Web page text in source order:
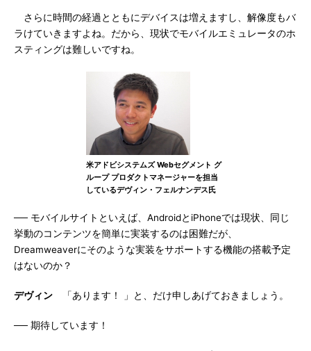
さらに時間の経過とともにデバイスは増えますし、解像度もバ
ラけていきますよね。だから、現状でモバイルエミュレータのホ
スティングは難しいですね。
米アドビシステムズ Webセグメント グ
ループ プロダクトマネージャーを担当
しているデヴィン・フェルナンデス氏
── モバイルサイトといえば、AndroidとiPhoneでは現状、同じ
挙動のコンテンツを簡単に実装するのは困難だが、
Dreamweaverにそのような実装をサポートする機能の搭載予定
はないのか？
デヴィン 「あります！ 」と、だけ申しあげておきましょう。
── 期待しています！